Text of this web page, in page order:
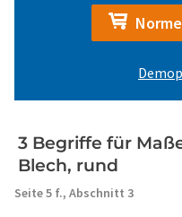
3 Begriffe für
Blech, rund
Seite 5 f., Abschnitt 3